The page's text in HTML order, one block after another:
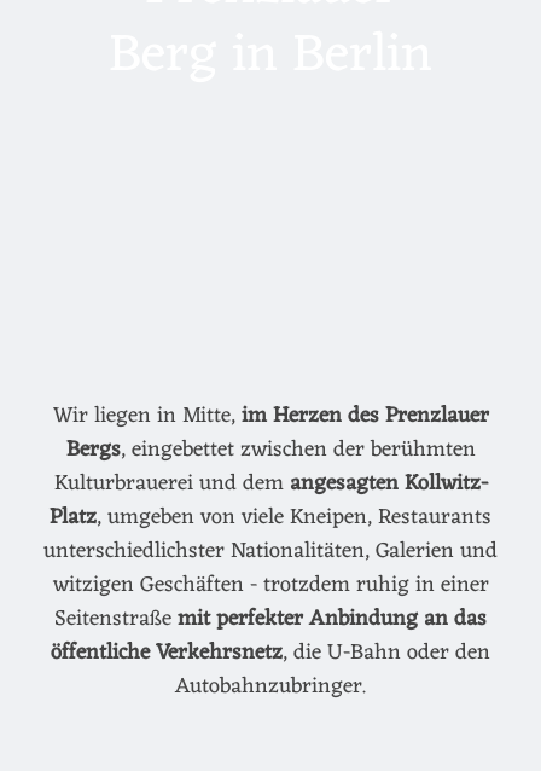
Wir liegen in Mitte,im Herzen des Prenzlauer
Bergs, eingebettet zwischen der berühmten
Kulturbrauerei und demangesagten Kollwitz-
Platz, umgeben von viele Kneipen, Restaurants
unterschiedlichster Nationalitäten, Galerien und
witzigen Geschäften - trotzdem ruhig in einer
Seitenstraßemit perfekter Anbindung an das
öffentliche Verkehrsnetz, die U-Bahn oder den
Autobahnzubringer.